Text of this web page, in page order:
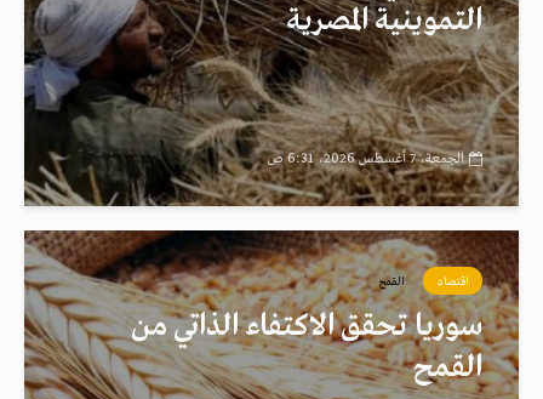
التموينية المصرية
الجمعة، 7 أغسطس 2026، 6:31 ص
اقتصاد القمح
سوريا تحقق الاكتفاء الذاتي من
القمح